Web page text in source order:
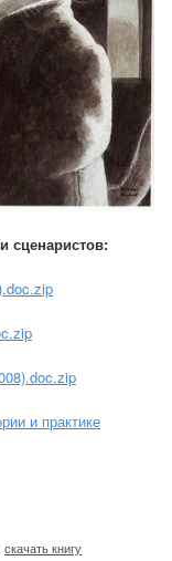
сценаристов:
и практике
скачать книгу